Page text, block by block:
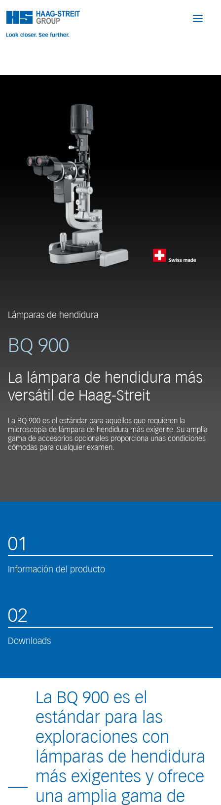
Lámparas de hendidura
BQ 900
La lámpara de hendidura más
versátil de Haag-Streit
La BQ 900 es el estándar para aquellos que requieren la
microscopía de lámpara de hendidura más exigente. Su amplia
gama de accesorios opcionales proporciona unas condiciones
cómodas para cualquier examen.
01
Información del producto
02
Downloads
La BQ 900 es el
estándar para las
exploraciones con
lámparas de hendidura
más exigentes y ofrece
una amplia gama de